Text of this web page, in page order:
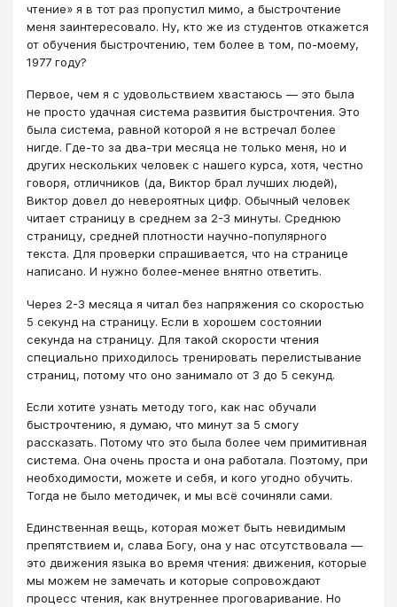
чтение» я в тот раз пропустил мимо, а быстрочтение
меня заинтересовало. Ну, кто же из студентов откажется
от обучения быстрочтению, тем более в том, по-моему,
1977 году?
Первое, чем я с удовольствием хвастаюсь — это была
не просто удачная система развития быстрочтения. Это
была система, равной которой я не встречал более
нигде. Где-то за два-три месяца не только меня, но и
других нескольких человек с нашего курса, хотя, честно
говоря, отличников (да, Виктор брал лучших людей),
Виктор довел до невероятных цифр. Обычный человек
читает страницу в среднем за 2-3 минуты. Среднюю
страницу, средней плотности научно-популярного
текста. Для проверки спрашивается, что на странице
написано. И нужно более-менее внятно ответить.
Через 2-3 месяца я читал без напряжения со скоростью
5 секунд на страницу. Если в хорошем состоянии
секунда на страницу. Для такой скорости чтения
специально приходилось тренировать перелистывание
страниц, потому что оно занимало от 3 до 5 секунд.
Если хотите узнать методу того, как нас обучали
быстрочтению, я думаю, что минут за 5 смогу
рассказать. Потому что это была более чем примитивная
система. Она очень проста и она работала. Поэтому, при
необходимости, можете и себя, и кого угодно обучить.
Тогда не было методичек, и мы всё сочиняли сами.
Единственная вещь, которая может быть невидимым
препятствием и, слава Богу, она у нас отсутствовала —
это движения языка во время чтения: движения, которые
мы можем не замечать и которые сопровождают
процесс чтения, как внутреннее проговаривание. Но